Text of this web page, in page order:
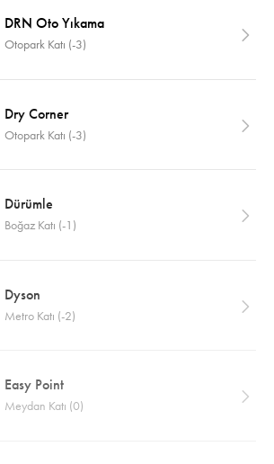
DRN Oto Yıkama
Otopark Katı (-3)
Dry Corner
Otopark Katı (-3)
Dürümle
Boğaz Katı (-1)
Dyson
Metro Katı (-2)
Easy Point
Meydan Katı (0)